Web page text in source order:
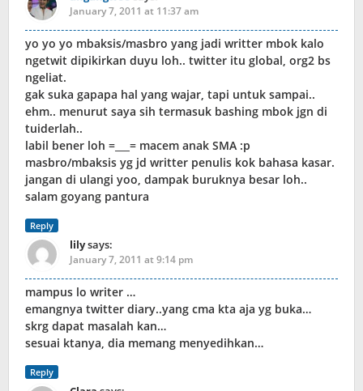
January 7, 2011 at 11:37 am
yo yo yo mbaksis/masbro yang jadi writter mbok kalo
ngetwit dipikirkan duyu loh.. twitter itu global, org2 bs
ngeliat.
gak suka gapapa hal yang wajar, tapi untuk sampai..
ehm.. menurut saya sih termasuk bashing mbok jgn di
tuiderlah..
labil bener loh =___= macem anak SMA :p
masbro/mbaksis yg jd writter penulis kok bahasa kasar.
jangan di ulangi yoo, dampak buruknya besar loh..
salam goyang pantura
Reply
lilysays:
January 7, 2011 at 9:14 pm
mampus lo writer …
emangnya twitter diary..yang cma kta aja yg buka…
skrg dapat masalah kan…
sesuai ktanya, dia memang menyedihkan…
Reply